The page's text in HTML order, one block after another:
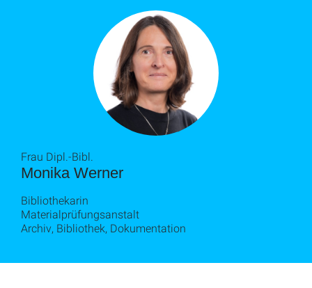
Monika Werner
Frau Dipl.-Bibl.
Bibliothekarin
Materialprüfungsanstalt
Archiv, Bibliothek, Dokumentation